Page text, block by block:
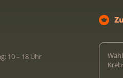
10 – 18 Uhr